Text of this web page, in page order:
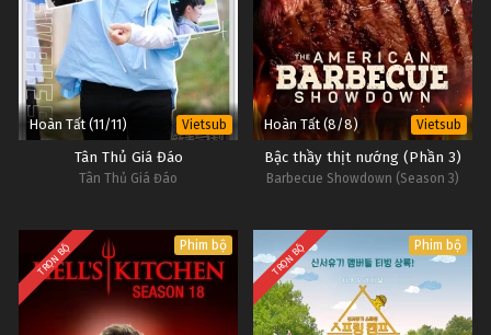
Hoàn Tất (11/11) Vietsub
Tân Thủ Giá Đáo
Tân Thủ Giá Đáo
Hoàn Tất (8/8) Vietsub
Bậc thầy thịt nướng (Phần 3)
Barbecue Showdown (Season 3)
TRỌN BỘ Phim bộ TRỌN BỘ Phim bộ